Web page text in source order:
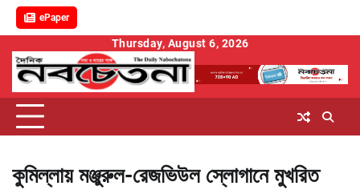
ePaper
content
Thursday, August 6, 2026
কুমিল্লায় মঞ্জুরুল-রেজভিউল স্লোগানে মুখরিত